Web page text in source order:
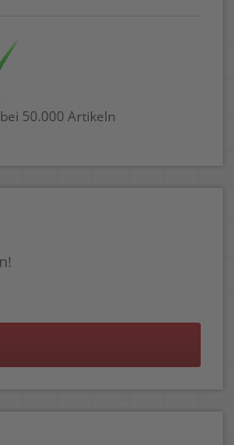
50.000 Artikeln